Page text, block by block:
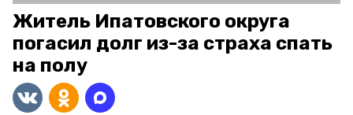
Житель Ипатовского округа
погасил долг из-за страха спать
на полу